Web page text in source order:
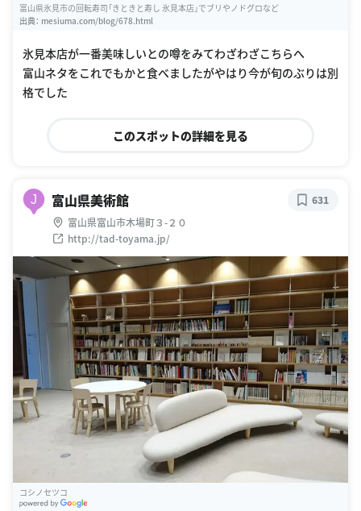
富山県氷見市の回転寿司「きときと寿し 氷見本店」でブリやノドグロなど
出典： mesiuma.com/blog/678.html
氷見本店が一番美味しいとの噂をみてわざわざこちらへ
富山ネタをこれでもかと食べましたがやはり今が旬のぶりは別
格でした
このスポットの詳細を見る
J 富山県美術館
富山県富山市木場町３-２０
http://tad-toyama.jp/
631
コシノセツコ